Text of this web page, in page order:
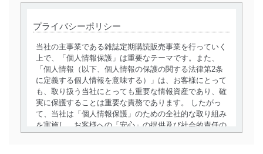
プライバシーポリシー
当社の主事業である雑誌定期購読販売事業を行っていく
上で、「個人情報保護」は重要なテーマです。また、
「個人情報（以下、個人情報の保護の関する法律第2条
に定義する個人情報を意味する）」は、お客様にとって
も、取り扱う当社にとっても重要な情報資産であり、確
実に保護することは重要な責務であります。 したがっ
て、当社は「個人情報保護」のための全社的な取り組み
を実施し、お客様への「安心」の提供及び社会的責任の